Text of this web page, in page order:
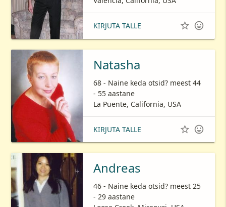
KIRJUTA TALLE  
Natasha
68 - Naine keda otsid? meest 44
- 55 aastane
La Puente, California, USA
KIRJUTA TALLE  
Andreas
46 - Naine keda otsid? meest 25
- 29 aastane